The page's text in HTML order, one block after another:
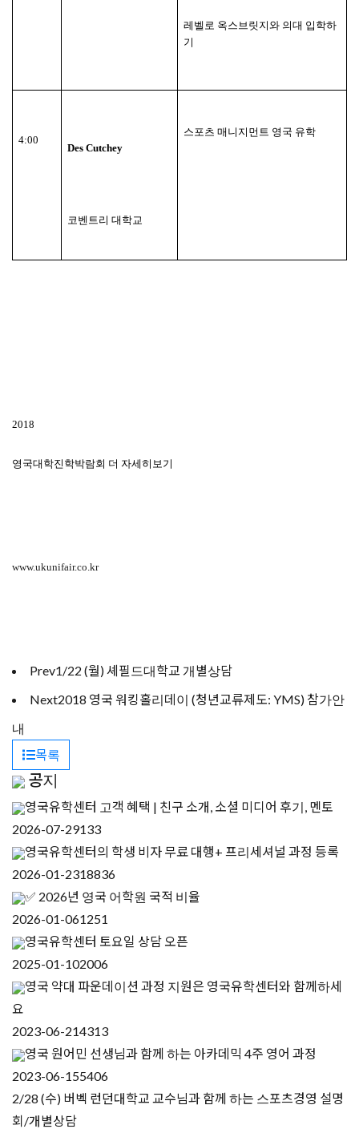
레벨로 옥스브릿지와 의대 입학하
기
4:00
Des Cutchey
코벤트리 대학교
스포츠 매니지먼트 영국 유학
2018
영국대학진학박람회 더 자세히보기
www.ukunifair.co.kr
Prev1/22 (월) 셰필드대학교 개별상담
Next2018 영국 워킹홀리데이 (청년교류제도: YMS) 참가안
내
목록
공지
영국유학센터 고객 혜택 | 친구 소개, 소셜 미디어 후기, 멘토
2026-07-29133
영국유학센터의 학생 비자 무료 대행+ 프리세셔널 과정 등록
2026-01-2318836
✅ 2026년 영국 어학원 국적 비율
2026-01-061251
영국유학센터 토요일 상담 오픈
2025-01-102006
영국 약대 파운데이션 과정 지원은 영국유학센터와 함께하세
요
2023-06-214313
영국 원어민 선생님과 함께 하는 아카데믹 4주 영어 과정
2023-06-155406
2/28 (수) 버벡 런던대학교 교수님과 함께 하는 스포츠경영 설명
회/개별상담